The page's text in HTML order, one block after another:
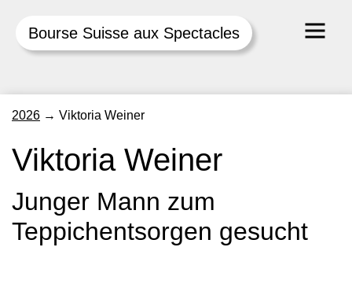
Bourse Suisse aux Spectacles
2026 → Viktoria Weiner
Viktoria Weiner
Junger Mann zum
Teppichentsorgen gesucht